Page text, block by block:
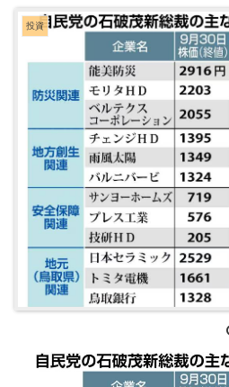
投資